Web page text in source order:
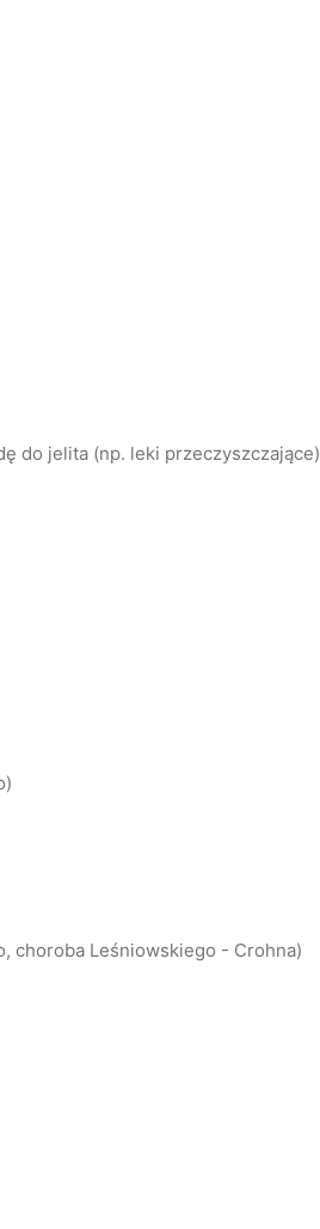
do jelita (np. leki przeczyszczające)
choroba Leśniowskiego - Crohna)